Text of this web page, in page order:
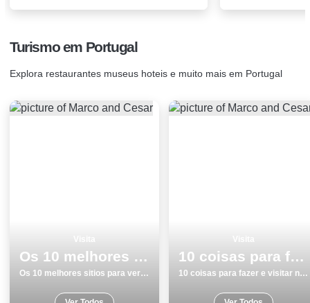
Turismo em Portugal
Explora restaurantes museus hoteis e muito mais em Portugal
Os 10 melhores sitios para ver e visitar em Monumentos no Porto
Os 10 melhores sitios para ver e visitar em Monumentos no Porto
10 coisas para fazer e visitar no inverno em SetÃºbal
10 coisas para fazer e visitar no inverno em SetÃºbal